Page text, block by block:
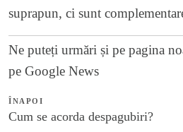
suprapun, ci sunt
Ne puteți urmări și pe pagina
pe Google News
ÎNAPOI
Cum se acorda despagubiri?